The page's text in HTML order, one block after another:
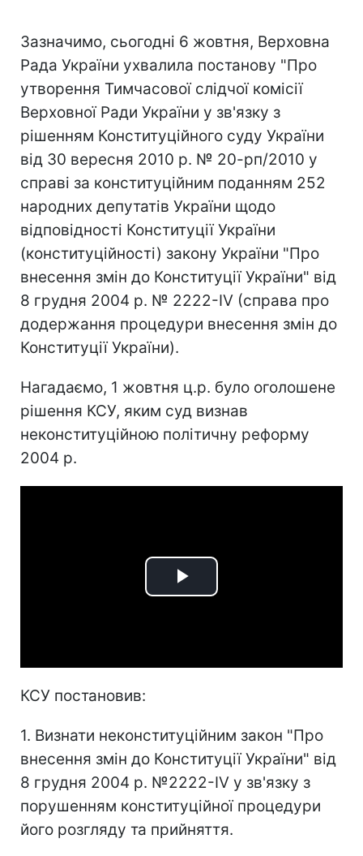
Зазначимо, сьогодні 6 жовтня, Верховна
Рада України ухвалила постанову "Про
утворення Тимчасової слідчої комісії
Верховної Ради України у зв'язку з
рішенням Конституційного суду України
від 30 вересня 2010 р. № 20-рп/2010 у
справі за конституційним поданням 252
народних депутатів України щодо
відповідності Конституції України
(конституційності) закону України "Про
внесення змін до Конституції України" від
8 грудня 2004 р. № 2222-IV (справа про
додержання процедури внесення змін до
Конституції України).
Нагадаємо, 1 жовтня ц.р. було оголошене
рішення КСУ, яким суд визнав
неконституційною політичну реформу
2004 р.
Play
КСУ постановив:
1. Визнати неконституційним закон "Про
внесення змін до Конституції України" від
8 грудня 2004 р. №2222-IV у зв'язку з
порушенням конституційної процедури
його розгляду та прийняття.